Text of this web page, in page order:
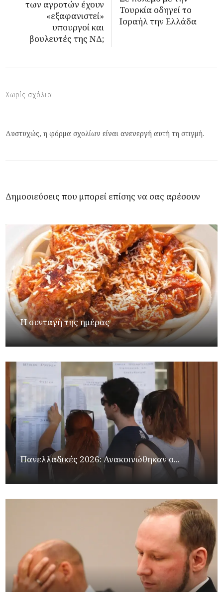
των αγροτών έχουν
«εξαφανιστεί»
υπουργοί και
βουλευτές της ΝΔ;
Τουρκία οδηγεί το
Ισραήλ την Ελλάδα
Χωρίς σχόλια
Δυστυχώς, η φόρμα σχολίων είναι ανενεργή αυτή τη στιγμή.
Δημοσιεύσεις που μπορεί επίσης να σας αρέσουν
Η συνταγή της ημέρας
Πανελλαδικές 2026: Ανακοινώθηκαν ο...